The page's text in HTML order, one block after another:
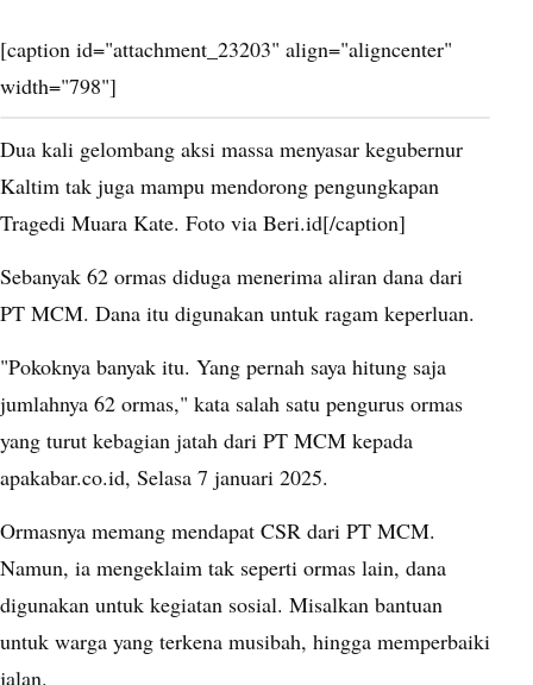
[caption id="attachment_23203" align="aligncenter"
width="798"]
Dua kali gelombang aksi massa menyasar kegubernur
Kaltim tak juga mampu mendorong pengungkapan
Tragedi Muara Kate. Foto via Beri.id[/caption]
Sebanyak 62 ormas diduga menerima aliran dana dari
PT MCM. Dana itu digunakan untuk ragam keperluan.
"Pokoknya banyak itu. Yang pernah saya hitung saja
jumlahnya 62 ormas," kata salah satu pengurus ormas
yang turut kebagian jatah dari PT MCM kepada
apakabar.co.id, Selasa 7 januari 2025.
Ormasnya memang mendapat CSR dari PT MCM.
Namun, ia mengeklaim tak seperti ormas lain, dana
digunakan untuk kegiatan sosial. Misalkan bantuan
untuk warga yang terkena musibah, hingga memperbaiki
jalan.